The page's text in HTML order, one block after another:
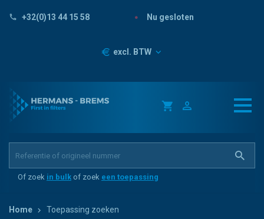
+32(0)13 44 15 58 Nu gesloten
Prijzen
excl. BTW
Of zoek in bulk of zoek een toepassing
Home Toepassing zoeken